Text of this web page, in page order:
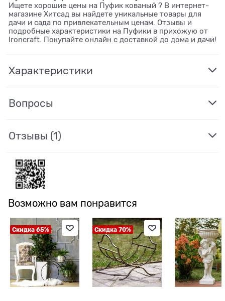
Ищете хорошие цены на Пуфик кованый ? В интернет-
магазине Хитсад вы найдете уникальные товары для
дачи и сада по привлекательным ценам. Отзывы и
подробные характеристики на Пуфики в прихожую от
Ironcraft. Покупайте онлайн с доставкой до дома и дачи!
Характеристики
Вопросы
Отзывы (1)
Возможно вам понравится
Скидка 65% Скидка 70%